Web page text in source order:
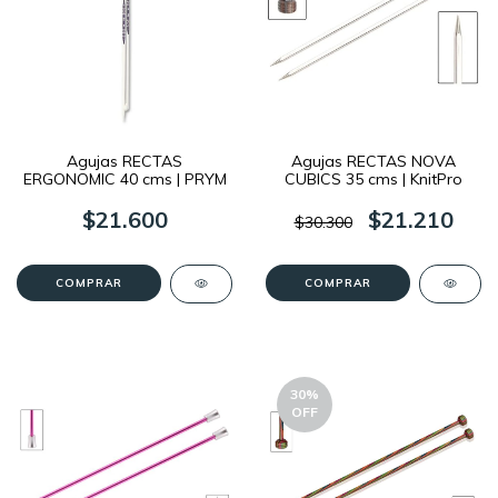
Agujas RECTAS
ERGONOMIC 40 cms | PRYM
$21.600
COMPRAR
Agujas RECTAS NOVA
CUBICS 35 cms | KnitPro
$30.300 $21.210
COMPRAR
30%
OFF